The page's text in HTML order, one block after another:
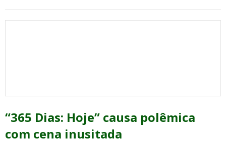
“365 Dias: Hoje” causa polêmica
com cena inusitada